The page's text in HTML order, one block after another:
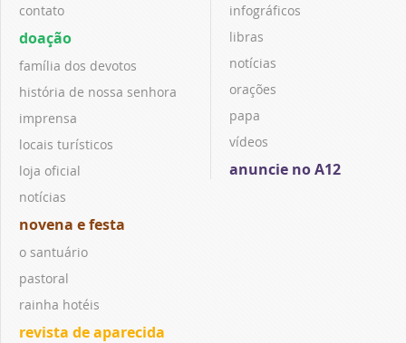
contato
doação
família dos devotos
história de nossa senhora
imprensa
locais turísticos
loja oficial
notícias
novena e festa
o santuário
pastoral
rainha hotéis
revista de aparecida
infográficos
libras
notícias
orações
papa
vídeos
anuncie no A12